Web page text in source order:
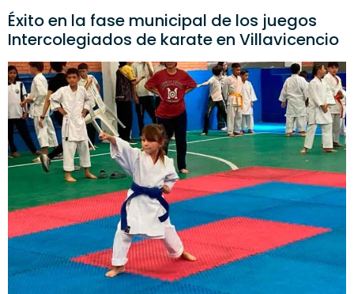
Éxito en la fase municipal de los juegos
Intercolegiados de karate en Villavicencio